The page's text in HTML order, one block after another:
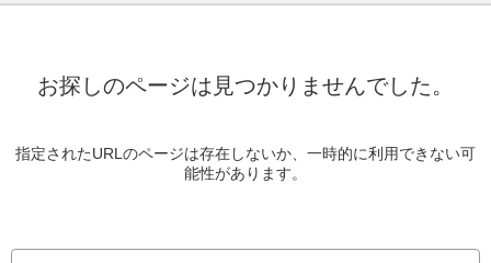
お探しのページは見つかりませんでした。
指定されたURLのページは存在しないか、一時的に利用できない可
能性があります。